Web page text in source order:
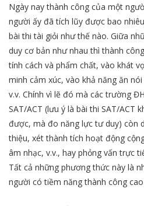
Ngày nay thành công của một
người ấy đã tích lũy được bao
bài thi tài giỏi như thế nào. Giữa
duy cơ bản như nhau thì thành
tính cách và phẩm chất, vào khát
minh cảm xúc, vào khả năng ăn
v.v. Chính vì lẽ đó mà các trường
SAT/ACT (lưu ý là bài thi SAT/ACT
được, mà đo năng lực tư duy) còn
thiệu, xét thành tích hoạt động
âm nhạc, v.v., hay phỏng vấn trực
Tất cả những phương thức này là
người có tiềm năng thành công